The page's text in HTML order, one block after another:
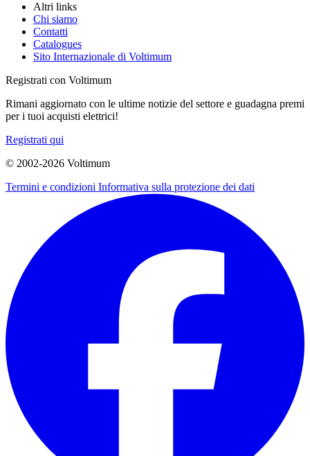
Altri links
Chi siamo
Contatti
Catalogues
Sito Internazionale di Voltimum
Registrati con Voltimum
Rimani aggiornato con le ultime notizie del settore e guadagna premi
per i tuoi acquisti elettrici!
Registrati qui
© 2002-2026 Voltimum
Termini e condizioni Informativa sulla protezione dei dati